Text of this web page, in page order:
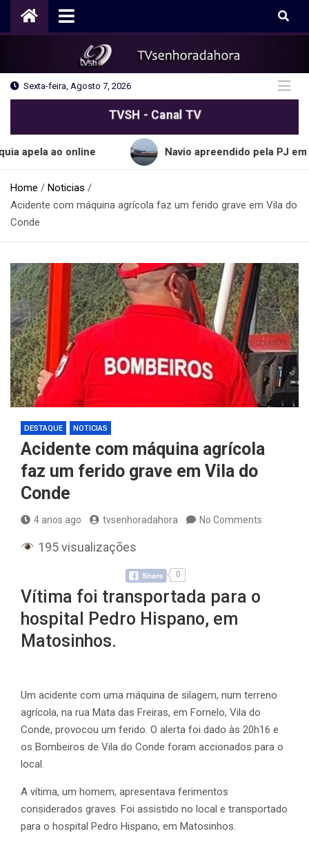
Sexta-feira, Agosto 7, 2026
TVSH - Canal TV
ao online Navio apreendido pela PJ em Sines
Home
Noticias
Acidente com máquina agrícola faz um ferido grave em Vila do
Conde
DESTAQUE NOTICIAS
Acidente com máquina agrícola
faz um ferido grave em Vila do
Conde
4 anos ago tvsenhoradahora No Comments
195 visualizações
0
Vítima foi transportada para o
hospital Pedro Hispano, em
Matosinhos.
Um acidente com uma máquina de silagem, num terreno
agrícola, na rua Mata das Freiras, em Fornelo, Vila do
Conde, provocou um ferido. O alerta foi dado às 20h16 e
os Bombeiros de Vila do Conde foram accionados para o
local.
A vítima, um homem, apresentava ferimentos
considerados graves. Foi assistido no local e transportado
para o hospital Pedro Hispano, em Matosinhos.